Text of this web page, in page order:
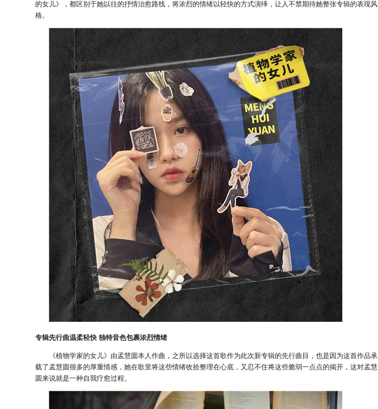
的女儿》，都区别于她以往的抒情治愈路线，将浓烈的情绪以轻快的方式演绎，让人不禁期待她整张专辑的表现风
格。
专辑先行曲温柔轻快 独特音色包裹浓烈情绪
《植物学家的女儿》由孟慧圆本人作曲，之所以选择这首歌作为此次新专辑的先行曲目，也是因为这首作品承
载了孟慧圆很多的厚重情感，她在歌里将这些情绪收拾整理在心底，又忍不住将这些脆弱一点点的揭开，这对孟慧
圆来说就是一种自我疗愈过程。